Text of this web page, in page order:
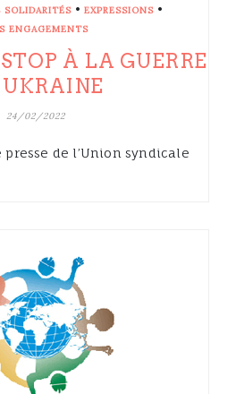
SOLIDARITÉS • EXPRESSIONS •
ENGAGEMENTS
À LA GUERRE
UKRAINE
24/02/2022
de l’Union syndicale